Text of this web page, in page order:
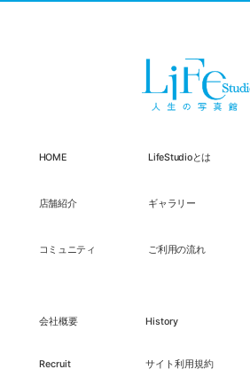
HOME LifeStudioとは
店舗紹介 ギャラリー
コミュニティ ご利用の流れ
会社概要 History
Recruit サイト利用規約